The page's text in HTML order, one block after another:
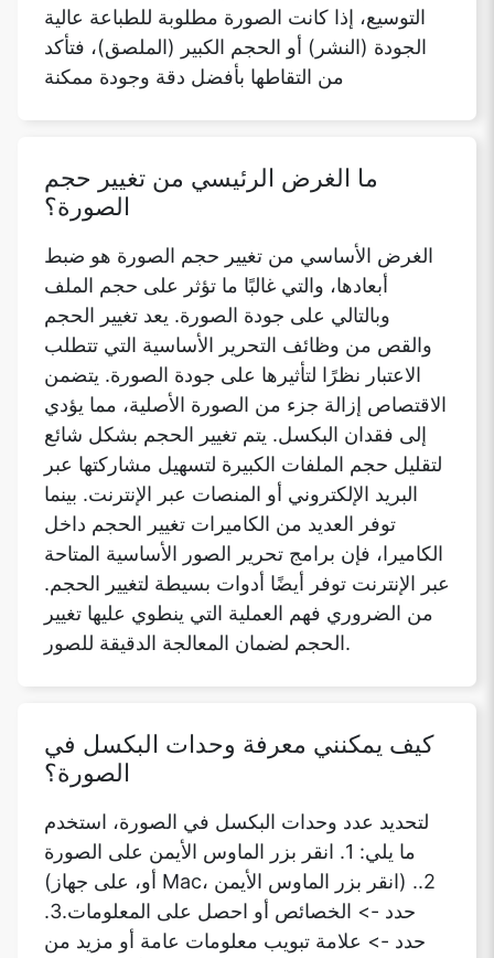
التوسيع، إذا كانت الصورة مطلوبة للطباعة عالية
الجودة (النشر) أو الحجم الكبير (الملصق)، فتأكد
من التقاطها بأفضل دقة وجودة ممكنة
ما الغرض الرئيسي من تغيير حجم
الصورة؟
الغرض الأساسي من تغيير حجم الصورة هو ضبط
أبعادها، والتي غالبًا ما تؤثر على حجم الملف
وبالتالي على جودة الصورة. يعد تغيير الحجم
والقص من وظائف التحرير الأساسية التي تتطلب
الاعتبار نظرًا لتأثيرها على جودة الصورة. يتضمن
الاقتصاص إزالة جزء من الصورة الأصلية، مما يؤدي
إلى فقدان البكسل. يتم تغيير الحجم بشكل شائع
لتقليل حجم الملفات الكبيرة لتسهيل مشاركتها عبر
البريد الإلكتروني أو المنصات عبر الإنترنت. بينما
توفر العديد من الكاميرات تغيير الحجم داخل
الكاميرا، فإن برامج تحرير الصور الأساسية المتاحة
عبر الإنترنت توفر أيضًا أدوات بسيطة لتغيير الحجم.
من الضروري فهم العملية التي ينطوي عليها تغيير
الحجم لضمان المعالجة الدقيقة للصور.
كيف يمكنني معرفة وحدات البكسل في
الصورة؟
لتحديد عدد وحدات البكسل في الصورة، استخدم
ما يلي: 1. انقر بزر الماوس الأيمن على الصورة
(أو، على جهاز Mac، انقر بزر الماوس الأيمن) .2.
حدد -> الخصائص أو احصل على المعلومات.3.
حدد -> علامة تبويب معلومات عامة أو مزيد من